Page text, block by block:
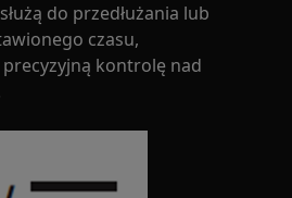
służą do przedłużania lub
czasu,
kontrolę nad